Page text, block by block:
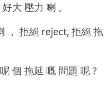
大 壓力 喇 。
， 拒絕 reject, 拒絕 拖
個 拖延 嘅 問題 呢 ?